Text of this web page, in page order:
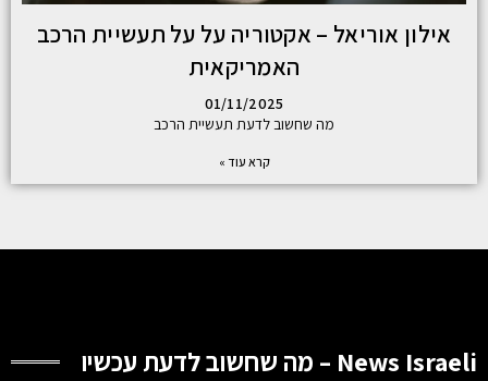
אילון אוריאל – אקטוריה על על תעשיית הרכב
האמריקאית
01/11/2025
מה שחשוב לדעת תעשיית הרכב
קרא עוד »
News Israeli – מה שחשוב לדעת עכשיו